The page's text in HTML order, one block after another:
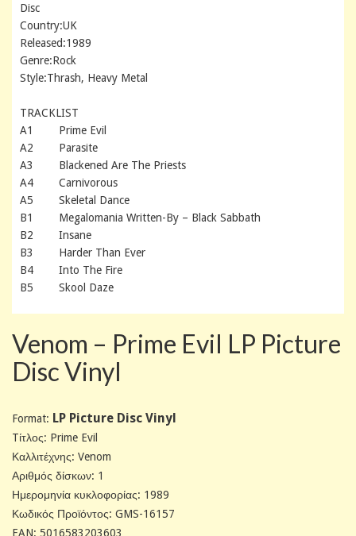
Disc
Country:UK
Released:1989
Genre:Rock
Style:Thrash, Heavy Metal
TRACKLIST
A1 Prime Evil
A2 Parasite
A3 Blackened Are The Priests
A4 Carnivorous
A5 Skeletal Dance
B1 Megalomania Written-By – Black Sabbath
B2 Insane
B3 Harder Than Ever
B4 Into The Fire
B5 Skool Daze
Venom – Prime Evil LP Picture
Disc Vinyl
Format: LP Picture Disc Vinyl
Tίτλος: Prime Evil
Καλλιτέχνης: Venom
Αριθμός δίσκων: 1
Ημερομηνία κυκλοφορίας: 1989
Κωδικός Προϊόντος: GMS-16157
EAN: 5016583203603